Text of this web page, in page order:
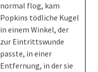
normal flog, kam
Popkins tödliche Kugel
in einem Winkel, der
zur Eintrittswunde
passte, in einer
Entfernung, in der sie